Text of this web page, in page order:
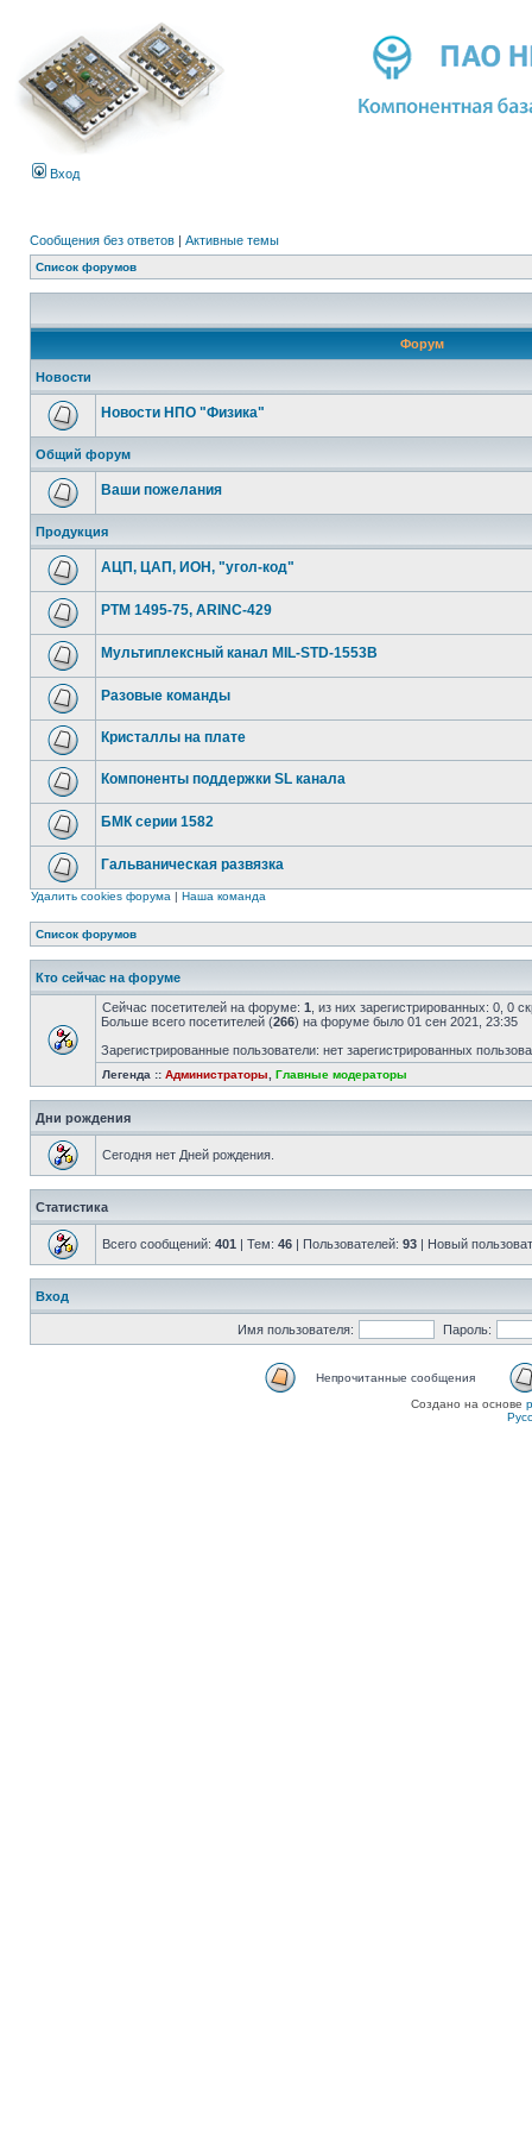
Вход
Сообщения без ответов | Активные темы
Список форумов
Форум
Новости
Новости НПО "Физика"
Общий форум
Ваши пожелания
Продукция
АЦП, ЦАП, ИОН, "угол-код"
РТМ 1495-75, ARINC-429
Мультиплексный канал MIL-STD-1553B
Разовые команды
Кристаллы на плате
Компоненты поддержки SL канала
БМК серии 1582
Гальваническая развязка
Удалить cookies форума | Наша команда
Список форумов
Кто сейчас на форуме
Сейчас посетителей на форуме: 1 , из них зарегистрированных: 0, 0
Больше всего посетителей (266) на форуме было 01 сен 2021, 23:35
Зарегистрированные пользователи: нет зарегистрированных
Легенда :: Администраторы Главные модераторы
Дни рождения
Сегодня нет Дней рождения.
Статистика
Всего сообщений: 401 | Тем: 46 | Пользователей: 93 | Новый
Вход
Имя пользователя: Пароль:
Непрочитанные сообщения
Создано на основе